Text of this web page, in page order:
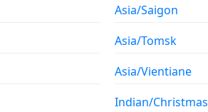
Asia/Saigon
Asia/Tomsk
Asia/Vientiane
Indian/Christmas